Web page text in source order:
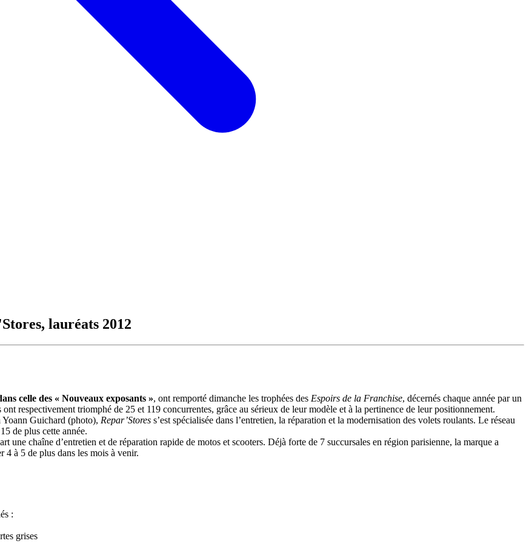
lauréats 2012
celle des « Nouveaux exposants », ont remporté dimanche les trophées des Espoirs de la Franchise, décernés chaque année par un
respectivement triomphé de 25 et 119 concurrentes, grâce au sérieux de leur modèle et à la pertinence de leur positionnement.
Yoann Guichard (photo), Repar’Stores s’est spécialisée dans l’entretien, la réparation et la modernisation des volets roulants. Le réseau
de plus cette année.
une chaîne d’entretien et de réparation rapide de motos et scooters. Déjà forte de 7 succursales en région parisienne, la marque a
4 à 5 de plus dans les mois à venir.
:
grises